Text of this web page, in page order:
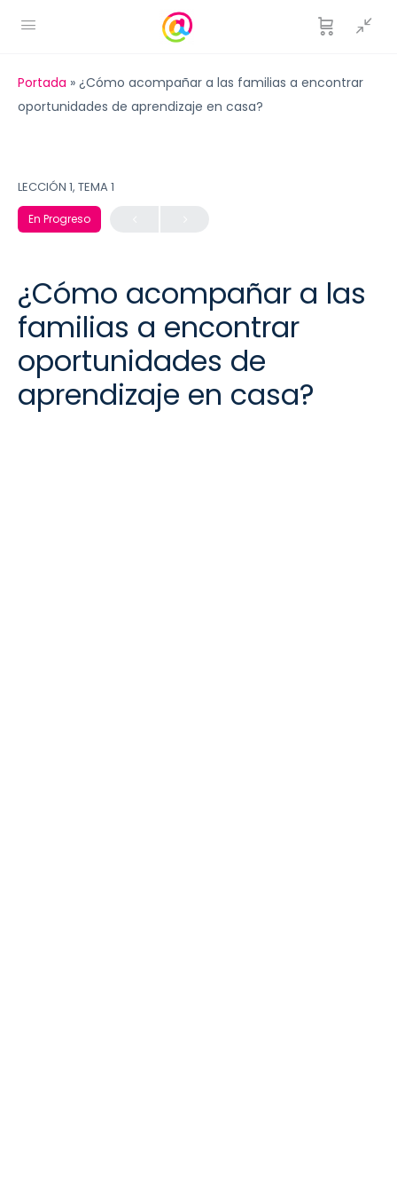
Portada » ¿Cómo acompañar a las familias a encontrar
oportunidades de aprendizaje en casa?
LECCIÓN 1, TEMA 1
En Progreso
¿Cómo acompañar a las
familias a encontrar
oportunidades de
aprendizaje en casa?